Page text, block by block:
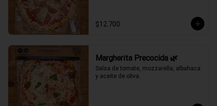
$12.700
Margherita Precocida 🌿
Salsa de tomate, mozzarella, albahaca
y aceite de oliva.